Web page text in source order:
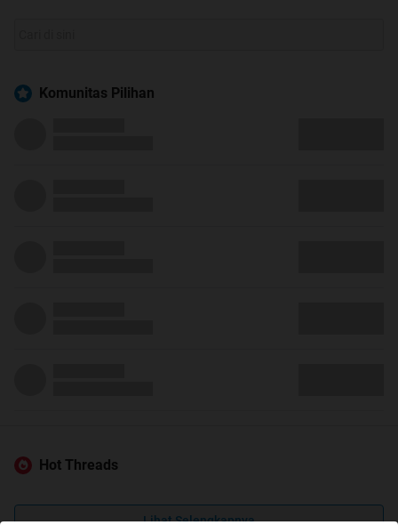
Komunitas Pilihan
Hot Threads
Lihat Selengkapnya